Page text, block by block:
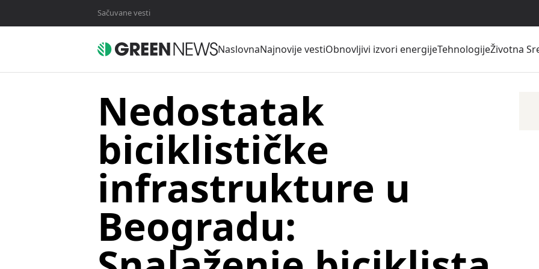
Sačuvane vesti
NaslovnaNajnovije vestiObnovljivi izvori energijeTehnologijeŽivotna
Nedostatak
biciklističke
infrastrukture u
Beogradu: